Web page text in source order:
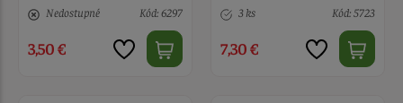
Nedostupné Kód: 6297
3,50 €
3 ks Kód: 5723
7,30 €